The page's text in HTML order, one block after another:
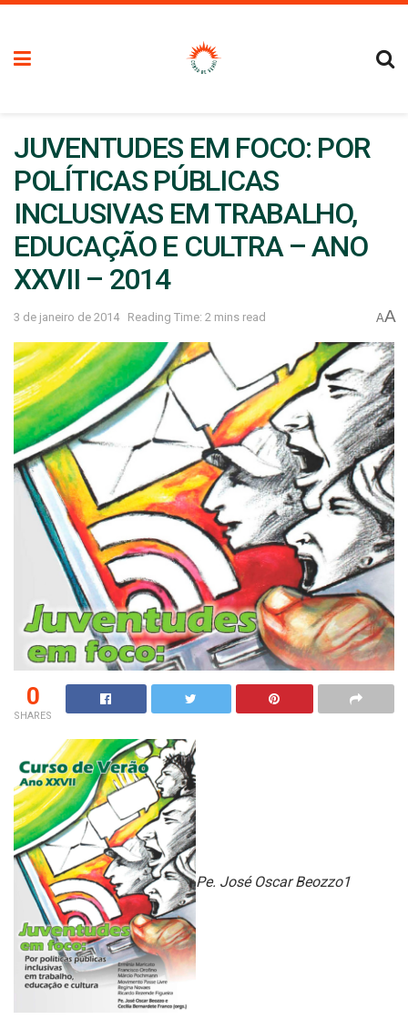
JUVENTUDES EM FOCO: POR
POLÍTICAS PÚBLICAS
INCLUSIVAS EM TRABALHO,
EDUCAÇÃO E CULTRA – ANO
XXVII – 2014
3 de janeiro de 2014 Reading Time: 2 mins read AA
0
SHARES
Pe. José Oscar Beozzo1